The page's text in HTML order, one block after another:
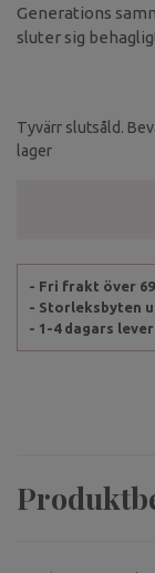
Generations
sluter sig
lätt,
Tyvärr slutsåld.
lager
- Fri frakt över
- Storleksbyten
- 1-4 dagars